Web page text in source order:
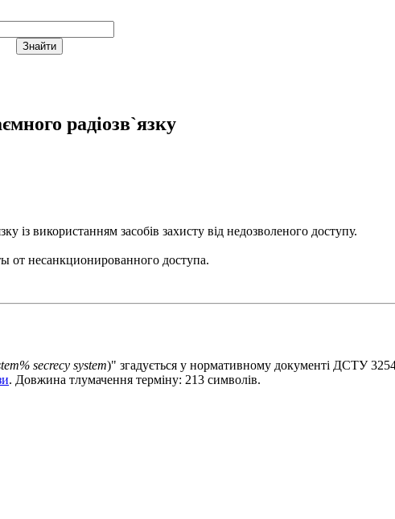
радіозв`язку
із використанням засобів захисту від недозволеного доступу.
от несанкционированного доступа.
secrecy system)" згадується у нормативному документі ДСТУ
. Довжина тлумачення терміну: 213 символів.